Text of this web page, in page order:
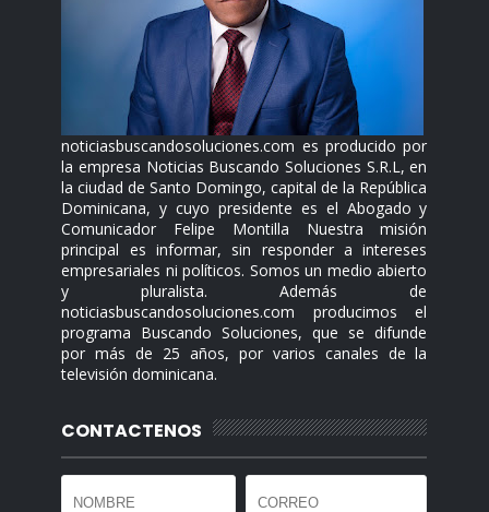
noticiasbuscandosoluciones.com es producido por
la empresa Noticias Buscando Soluciones S.R.L, en
la ciudad de Santo Domingo, capital de la República
Dominicana, y cuyo presidente es el Abogado y
Comunicador Felipe Montilla Nuestra misión
principal es informar, sin responder a intereses
empresariales ni políticos. Somos un medio abierto
y pluralista. Además de
noticiasbuscandosoluciones.com producimos el
programa Buscando Soluciones, que se difunde
por más de 25 años, por varios canales de la
televisión dominicana.
CONTACTENOS